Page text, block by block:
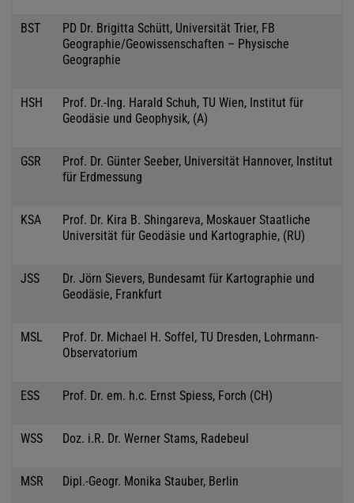
BST
PD Dr. Brigitta Schütt, Universität Trier, FB
Geographie/Geowissenschaften – Physische
Geographie
HSH
Prof. Dr.-Ing. Harald Schuh, TU Wien, Institut für
Geodäsie und Geophysik, (A)
GSR
Prof. Dr. Günter Seeber, Universität Hannover, Institut
für Erdmessung
KSA
Prof. Dr. Kira B. Shingareva, Moskauer Staatliche
Universität für Geodäsie und Kartographie, (RU)
JSS
Dr. Jörn Sievers, Bundesamt für Kartographie und
Geodäsie, Frankfurt
MSL
Prof. Dr. Michael H. Soffel, TU Dresden, Lohrmann-
Observatorium
ESS Prof. Dr. em. h.c. Ernst Spiess, Forch (CH)
WSS Doz. i.R. Dr. Werner Stams, Radebeul
MSR Dipl.-Geogr. Monika Stauber, Berlin